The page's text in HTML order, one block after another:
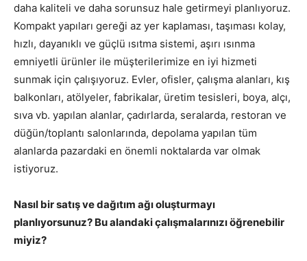
daha kaliteli ve daha sorunsuz hale getirmeyi planlıyoruz.
Kompakt yapıları gereği az yer kaplaması, taşıması kolay,
hızlı, dayanıklı ve güçlü ısıtma sistemi, aşırı ısınma
emniyetli ürünler ile müşterilerimize en iyi hizmeti
sunmak için çalışıyoruz. Evler, ofisler, çalışma alanları, kış
balkonları, atölyeler, fabrikalar, üretim tesisleri, boya, alçı,
sıva vb. yapılan alanlar, çadırlarda, seralarda, restoran ve
düğün/toplantı salonlarında, depolama yapılan tüm
alanlarda pazardaki en önemli noktalarda var olmak
istiyoruz.
Nasıl bir satış ve dağıtım ağı oluşturmayı
planlıyorsunuz? Bu alandaki çalışmalarınızı öğrenebilir
miyiz?